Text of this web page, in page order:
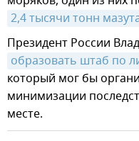
2,4 тысячи тонн
Президент России
образовать штаб по
который мог бы
минимизации
месте.